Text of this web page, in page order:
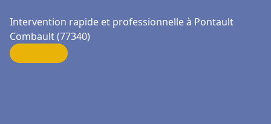
Intervention rapide et professionnelle à Pontault
Combault (77340)